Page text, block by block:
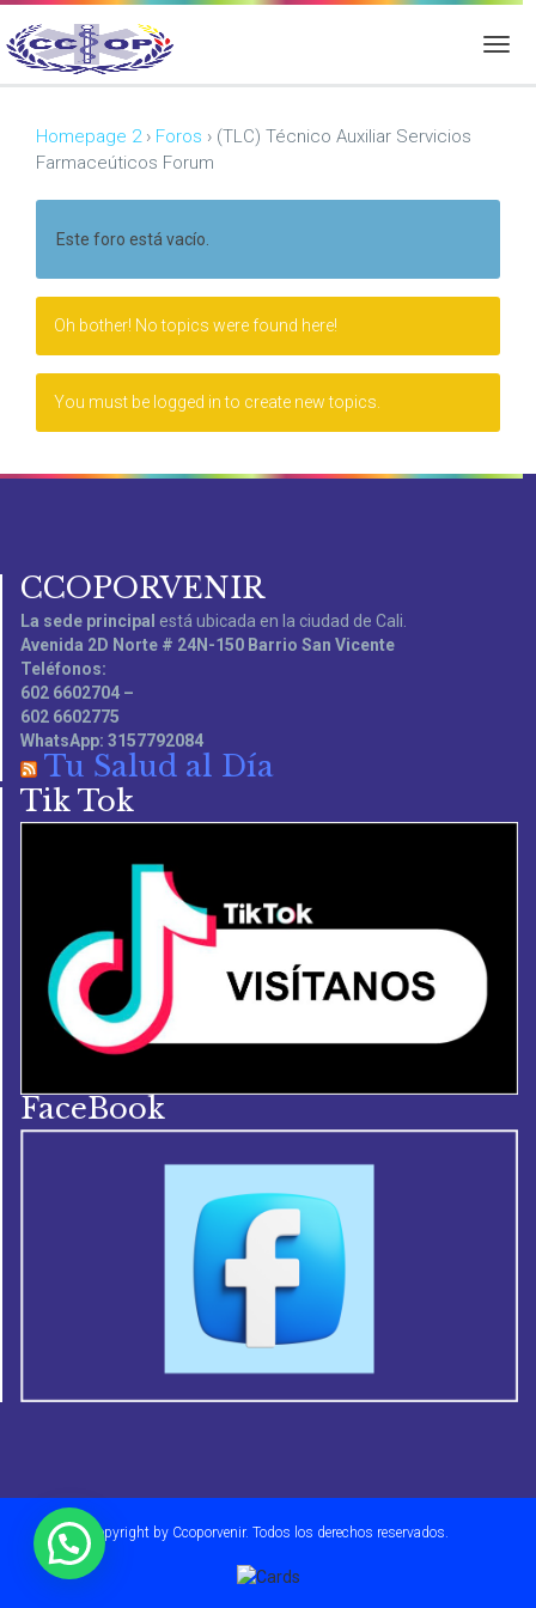
Homepage 2 › Foros › (TLC) Técnico Auxiliar Servicios
Farmaceúticos Forum
Este foro está vacío.
Oh bother! No topics were found here!
You must be logged in to create new topics.
CCOPORVENIR
La sede principal está ubicada en la ciudad de Cali.
Avenida 2D Norte # 24N-150 Barrio San Vicente
Teléfonos:
602 6602704 –
602 6602775
WhatsApp: 3157792084
Tu Salud al Día
Tik Tok
FaceBook
Copyright by Ccoporvenir. Todos los derechos reservados.